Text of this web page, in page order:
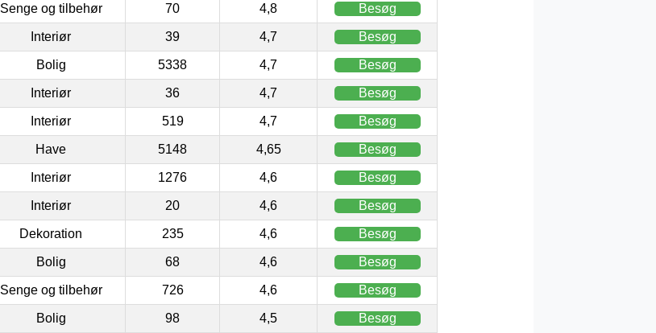
Senge og tilbehør 70 4,8 Besøg
Interiør 39 4,7 Besøg
Bolig 5338 4,7 Besøg
Interiør 36 4,7 Besøg
Interiør 519 4,7 Besøg
Have 5148 4,65 Besøg
Interiør 1276 4,6 Besøg
Interiør 20 4,6 Besøg
Dekoration 235 4,6 Besøg
Bolig 68 4,6 Besøg
Senge og tilbehør 726 4,6 Besøg
Bolig 98 4,5 Besøg